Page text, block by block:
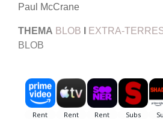
Paul McCrane
THEMA BLOB EXTRA-
BLOB